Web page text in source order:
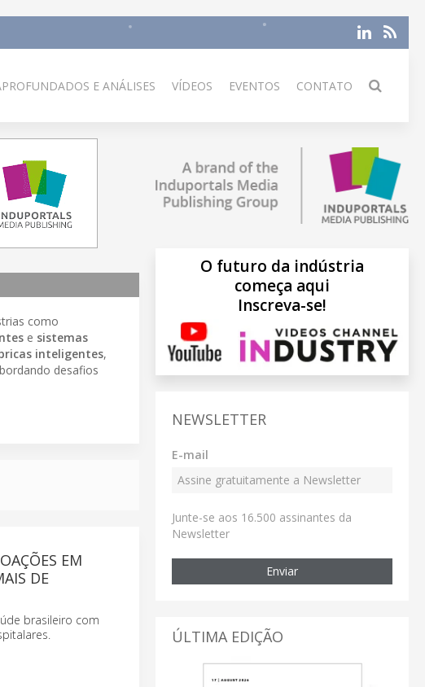
E ANÁLISES VÍDEOS EVENTOS CONTATO
como
e sistemas
inteligentes,
desafios
EM
DE
brasileiro com
O futuro da indústria
começa aqui
Inscreva-se!
NEWSLETTER
E-mail
Junte-se aos 16.500 assinantes da
Newsletter
Enviar
ÚLTIMA EDIÇÃO